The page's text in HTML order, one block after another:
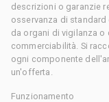
descrizioni o garanzie
osservanza di
da organi di vigilanza
commerciabilità. Si
ogni componente
un'offerta.
Funzionamento